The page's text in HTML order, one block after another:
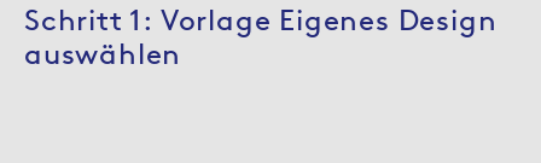
Schritt 1: Vorlage Eigenes Design
auswählen